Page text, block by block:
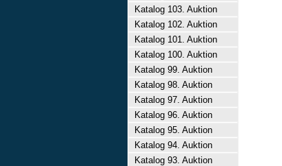
Katalog 103. Auktion
Katalog 102. Auktion
Katalog 101. Auktion
Katalog 100. Auktion
Katalog 99. Auktion
Katalog 98. Auktion
Katalog 97. Auktion
Katalog 96. Auktion
Katalog 95. Auktion
Katalog 94. Auktion
Katalog 93. Auktion